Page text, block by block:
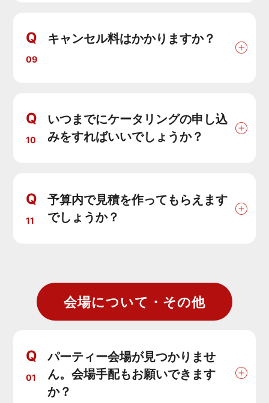
Q
09
キャンセル料はかかりますか？
Q
10
いつまでにケータリングの申し込
みをすればいいでしょうか？
Q
11
予算内で見積を作ってもらえます
でしょうか？
会場について・その他
Q
01
パーティー会場が見つかりませ
ん。会場手配もお願いできます
か？